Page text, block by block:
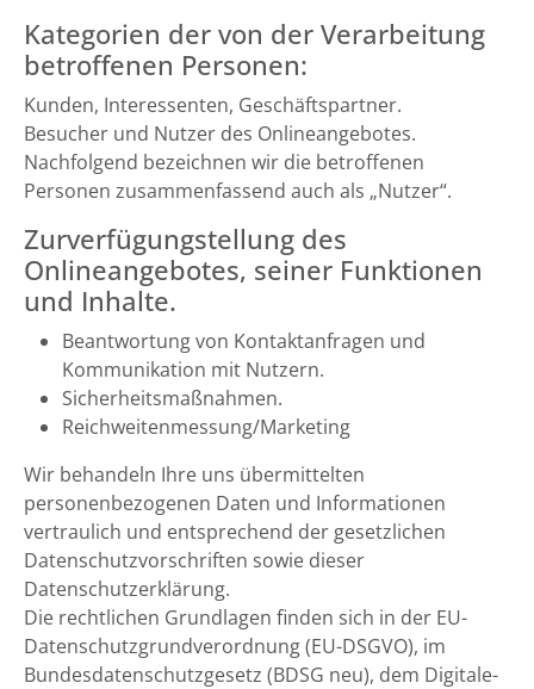
Kategorien der von der Verarbeitung
betroffenen Personen:
Kunden, Interessenten, Geschäftspartner.
Besucher und Nutzer des Onlineangebotes.
Nachfolgend bezeichnen wir die betroffenen
Personen zusammenfassend auch als „Nutzer“.
Zurverfügungstellung des
Onlineangebotes, seiner Funktionen
und Inhalte.
Beantwortung von Kontaktanfragen und
Kommunikation mit Nutzern.
Sicherheitsmaßnahmen.
Reichweitenmessung/Marketing
Wir behandeln Ihre uns übermittelten
personenbezogenen Daten und Informationen
vertraulich und entsprechend der gesetzlichen
Datenschutzvorschriften sowie dieser
Datenschutzerklärung.
Die rechtlichen Grundlagen finden sich in der EU-
Datenschutzgrundverordnung (EU-DSGVO), im
Bundesdatenschutzgesetz (BDSG neu), dem Digitale-